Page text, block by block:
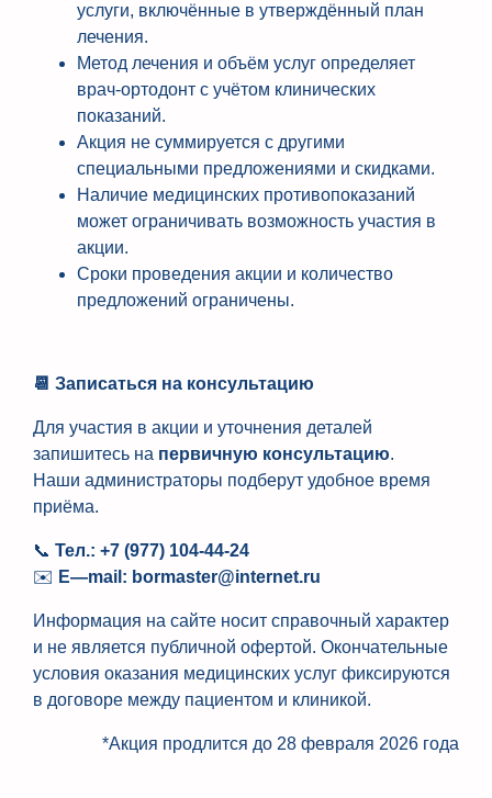
услуги, включённые в утверждённый план
лечения.
Метод лечения и объём услуг определяет
врач-ортодонт с учётом клинических
показаний.
Акция не суммируется с другими
специальными предложениями и скидками.
Наличие медицинских противопоказаний
может ограничивать возможность участия в
акции.
Сроки проведения акции и количество
предложений ограничены.
📆 Записаться на консультацию
Для участия в акции и уточнения деталей
запишитесь на первичную консультацию.
Наши администраторы подберут удобное время
приёма.
📞 Тел.: +7 (977) 104-44-24
✉️ E—mail : bormaster@internet.ru
Информация на сайте носит справочный характер
и не является публичной офертой. Окончательные
условия оказания медицинских услуг фиксируются
в договоре между пациентом и клиникой.
*Акция продлится до 28 февраля 2026 года